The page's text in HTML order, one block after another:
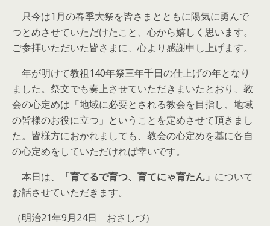
只今は1月の春季大祭を皆さまとともに陽気に勇んで
つとめさせていただけたこと、心から嬉しく思います。
ご参拝いただいた皆さまに、心より感謝申し上げます。
年が明けて教祖140年祭三年千日の仕上げの年となり
ました。祭文でも奏上させていただきまいたとおり、教
会の心定めは「地域に必要とされる教会を目指し、地域
の皆様のお役に立つ」ということを定めさせて頂きまし
た。皆様方におかれましても、教会の心定めを基に各自
の心定めをしていただければ幸いです。
本日は、
「育てるで育つ、育てにゃ育たん」 について
お話させていただきます。
（明治21年9月24日 おさしづ）